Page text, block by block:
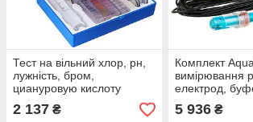
Тест на вільний хлор, рн,
лужність, бром,
циануровую кислоту
таблетковий, AquaDoctor 5
в 1
2 137 ₴
Комплект
вимірювання
електрод,
розчин 4pH-
(9900102012)
5 936₴